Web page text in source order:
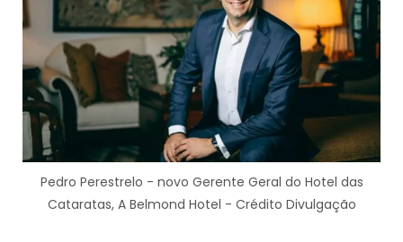
Pedro Perestrelo - novo Gerente Geral do Hotel das
Cataratas, A Belmond Hotel - Crédito Divulgação